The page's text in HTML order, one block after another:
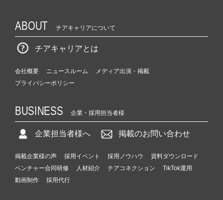
ABOUT チアキャリアについて
チアキャリアとは
会社概要 ニュースルーム
メディア出演・掲載
プライバシーポリシー
BUSINESS 企業・採用担当者様
企業担当者様へ 掲載のお問い合わせ
掲載企業様の声 採用イベント 採用ノウハウ
資料ダウンロード
ベンチャー合同研修
人材紹介 チアコネクション
TikTok運用
動画制作
採用代行